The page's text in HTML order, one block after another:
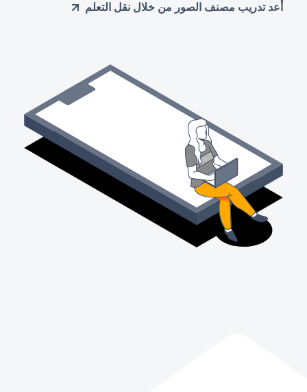
أعد تدريب مصنف الصور من خلال نقل التعلم